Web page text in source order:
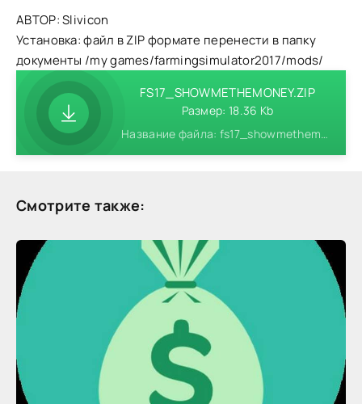
АВТОР: Slivicon
Установка: файл в ZIP формате перенести в папку
документы /my games/farmingsimulator2017/mods/
FS17_SHOWMETHEMONEY.ZIP
Размер: 18.36 Kb
Название файла: fs17_showmethemoney.zip
Смотрите также: